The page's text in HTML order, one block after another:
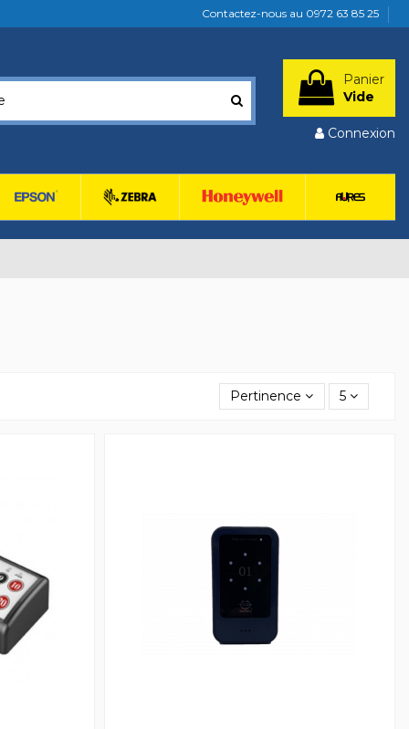
Contactez-nous au 0972 63 85 25
Panier
Vide
Connexion
Pertinence 5